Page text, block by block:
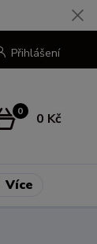
Přihlášení
0 0 Kč
Více